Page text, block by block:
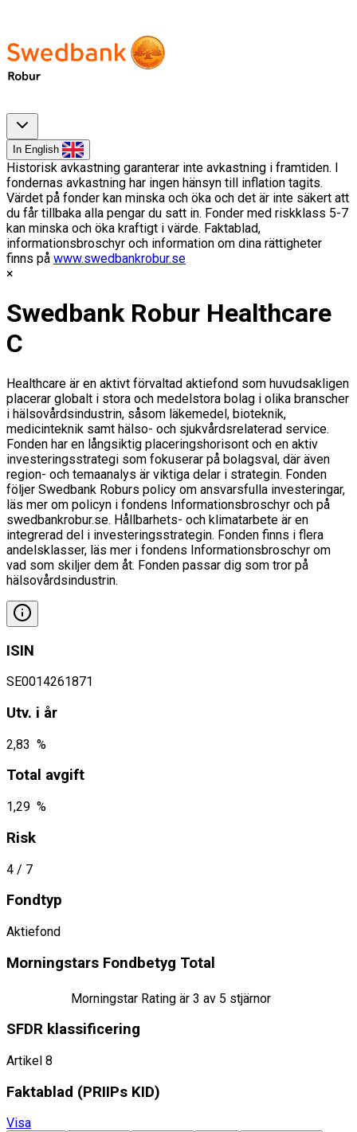
In English
Historisk avkastning garanterar inte avkastning i framtiden. I
fondernas avkastning har ingen hänsyn till inflation tagits.
Värdet på fonder kan minska och öka och det är inte säkert att
du får tillbaka alla pengar du satt in. Fonder med riskklass 5-7
kan minska och öka kraftigt i värde. Faktablad,
informationsbroschyr och information om dina rättigheter
finns på www.swedbankrobur.se
Swedbank Robur Healthcare
C
Healthcare är en aktivt förvaltad aktiefond som huvudsakligen
placerar globalt i stora och medelstora bolag i olika branscher
i hälsovårdsindustrin, såsom läkemedel, bioteknik,
medicinteknik samt hälso- och sjukvårdsrelaterad service.
Fonden har en långsiktig placeringshorisont och en aktiv
investeringsstrategi som fokuserar på bolagsval, där även
region- och temaanalys är viktiga delar i strategin. Fonden
följer Swedbank Roburs policy om ansvarsfulla investeringar,
läs mer om policyn i fondens Informationsbroschyr och på
swedbankrobur.se. Hållbarhets- och klimatarbete är en
integrerad del i investeringsstrategin. Fonden finns i flera
andelsklasser, läs mer i fondens Informationsbroschyr om
vad som skiljer dem åt. Fonden passar dig som tror på
hälsovårdsindustrin.
ISIN
SE0014261871
Utv. i år
2,83 %
Total avgift
1,29 %
Risk
4 / 7
Fondtyp
Aktiefond
Morningstars Fondbetyg Total
Morningstar Rating är 3 av 5 stjärnor
SFDR klassificering
Artikel 8
Faktablad ​(PRIIPs KID)
Visa